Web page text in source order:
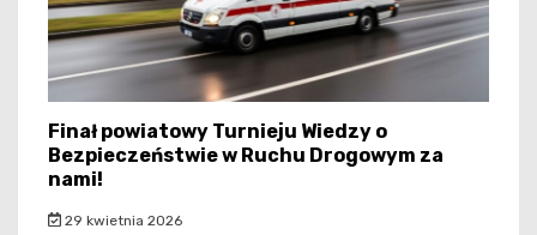
Finał powiatowy Turnieju Wiedzy o
Bezpieczeństwie w Ruchu Drogowym za
nami!
29 kwietnia 2026